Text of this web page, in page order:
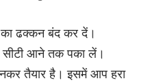
ढक्कन बंद कर दें।
आने तक पका लें।
तैयार है। इसमें आप हरा